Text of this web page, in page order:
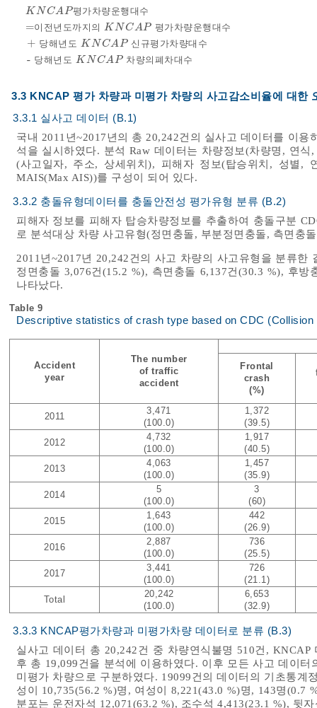
K N CAP평 가차량운행 대 수
=이 전 년 도 까지 의 K NCAP 평 가차량운행 대 수
+ 당해 년 도 K NCA P 신 규평 가차량대 수
- 당해 년 도 K NCA P 차량의 폐 차대 수
CAP 평가차량운행대수=이전년도까지의
3.3 KNCAP 평가 차량과 미평가 차량의 사고감소비율에 대한
3.3.1 실사고 데이터 (B.1)
국내 2011년~2017년의 총 20,242건의 실사고 데이터를 이
석을 실시하였다. 분석 Raw 데이터는 차량정보(차량명, 연
(사고일자, 주소, 상세위치), 피해자 정보(탑승위치, 성별,
MAIS(Max AIS))를 구성이 되어 있다.
3.3.2 충돌유형데이터를 충돌안전성 평가유형 분류 (B.2)
피해자 정보를 피해자 탑승차량정보를 추출하여 충돌구분
로 분석대상 차량 사고유형(정면충돌, 부분정면충돌, 측면충
2011년~2017년 20,242건의 사고 차량의 사고유형을 분류한
정면충돌 3,076건(15.2 %), 측면충돌 6,137건(30.3 %), 후
나타났다.
Table 9
Descriptive statistics of crash type based on CDC
Accident
year
The number
of traffic
accident
Frontal
crash
(%)
2011
3,471
(100.0)
1,372
(39.5)
2012
4,732
(100.0)
1,917
(40.5)
2013
4,063
(100.0)
1,457
(35.9)
2014
5
(100.0)
3
(60)
2015
1,643
(100.0)
442
(26.9)
2016
2,887
(100.0)
736
(25.5)
2017
3,441
(100.0)
726
(21.1)
Total
20,242
(100.0)
6,653
(32.9)
3.3.3 KNCAP평가차량과 미평가차량 데이터로 분류 (B.3)
실사고 데이터 총 20,242건 중 차량연식불명 510건,
후 총 19,099건을 분석에 이용하였다. 이후 모든 사고 데이
미평가 차량으로 구분하였다. 19099건의 데이터의 기초통계
성이 10,735(56.2 %)명, 여성이 8,221(43.0 %)명, 143명(0.7
분포는 운전자석 12,071(63.2 %), 조수석 4,413(23.1 %), 뒷